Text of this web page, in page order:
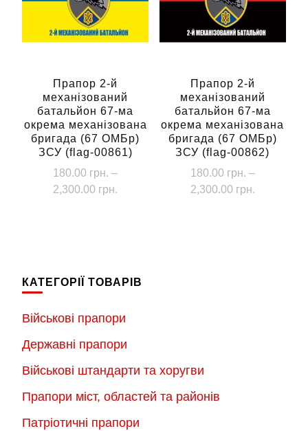
Параметри
можна
вибрати
сторінці
товару
можна
вибрати
товару
Прапор 2-й
механізований
батальйон 67-ма
окрема механізована
бригада (67 ОМБр)
ЗСУ (flag-00861)
180.00 грн. –
2,300.00 грн.
варіантів.
можна
вибрати
на
товару
Прапор 2-й
механізований
батальйон 67-ма
окрема механізована
бригада (67 ОМБр)
ЗСУ (flag-00862)
180.00 грн. –
2,300.00 грн.Діапазон
КАТЕГОРІЇ ТОВАРІВ
Військові прапори
Державні прапори
Військові штандарти та хоругви
Прапори міст, областей та районів
Патріотичні прапори